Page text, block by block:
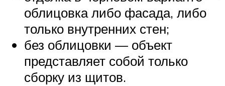
облицовка либо фасада, либо
только внутренних стен;
без облицовки — объект
представляет собой только
сборку из щитов.